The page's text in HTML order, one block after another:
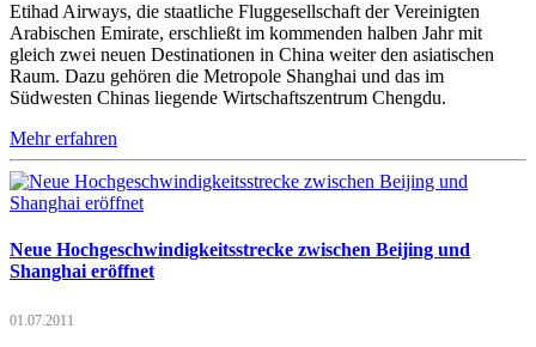
Etihad Airways, die staatliche Fluggesellschaft der Vereinigten
Arabischen Emirate, erschließt im kommenden halben Jahr mit
gleich zwei neuen Destinationen in China weiter den asiatischen
Raum. Dazu gehören die Metropole Shanghai und das im
Südwesten Chinas liegende Wirtschaftszentrum Chengdu.
Mehr erfahren
Neue Hochgeschwindigkeitsstrecke zwischen Beijing und
Shanghai eröffnet
01.07.2011